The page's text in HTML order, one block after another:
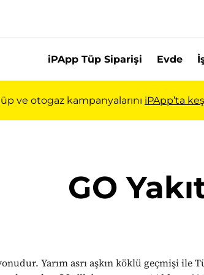
iPApp Tüp Siparişi Evde
ve otogaz kampanyalarını iPApp’ta
GO
Yarım asrı aşkın köklü geçmişi ile